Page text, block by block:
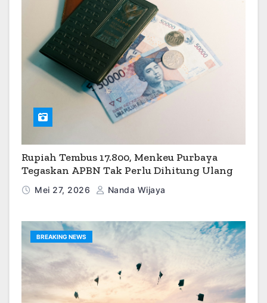
Rupiah Tembus 17.800, Menkeu Purbaya
Tegaskan APBN Tak Perlu Dihitung Ulang
Mei 27, 2026 Nanda Wijaya
BREAKING NEWS